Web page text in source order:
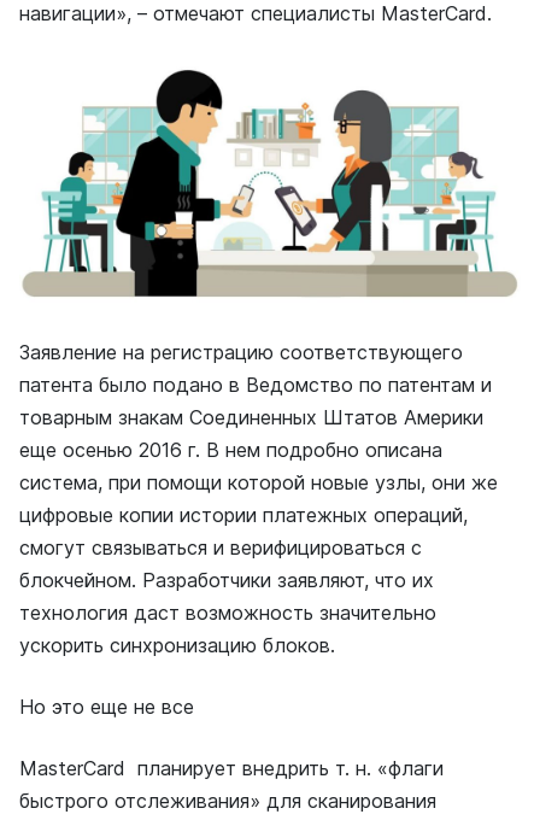
навигации», – отмечают специалисты MasterCard.
Заявление на регистрацию соответствующего
патента было подано в Ведомство по патентам и
товарным знакам Соединенных Штатов Америки
еще осенью 2016 г. В нем подробно описана
система, при помощи которой новые узлы, они же
цифровые копии истории платежных операций,
смогут связываться и верифицироваться с
блокчейном. Разработчики заявляют, что их
технология даст возможность значительно
ускорить синхронизацию блоков.
Но это еще не все
MasterCard планирует внедрить т. н. «флаги
быстрого отслеживания» для сканирования